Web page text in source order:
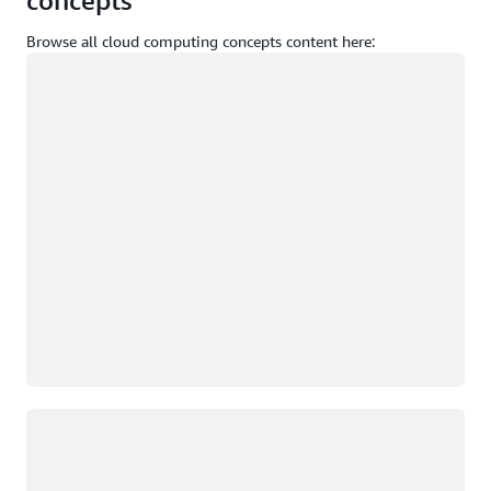
Browse all cloud computing concepts content here: